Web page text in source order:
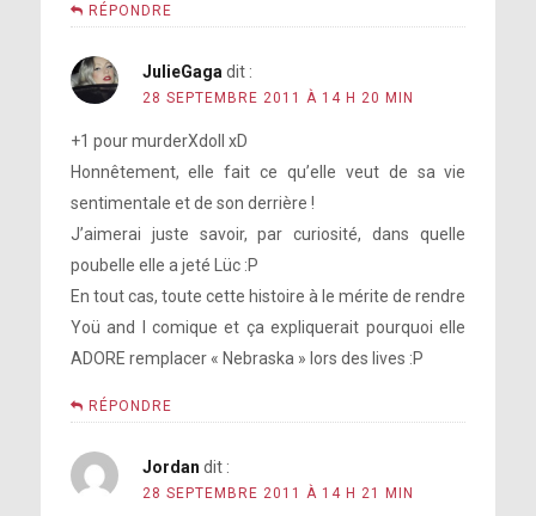
RÉPONDRE
JulieGaga dit :
28 SEPTEMBRE 2011 À 14 H 20 MIN
+1 pour murderXdoll xD
Honnêtement, elle fait ce qu’elle veut de sa vie
sentimentale et de son derrière !
J’aimerai juste savoir, par curiosité, dans quelle
poubelle elle a jeté Lüc :P
En tout cas, toute cette histoire à le mérite de rendre
Yoü and I comique et ça expliquerait pourquoi elle
ADORE remplacer « Nebraska » lors des lives :P
RÉPONDRE
Jordan dit :
28 SEPTEMBRE 2011 À 14 H 21 MIN